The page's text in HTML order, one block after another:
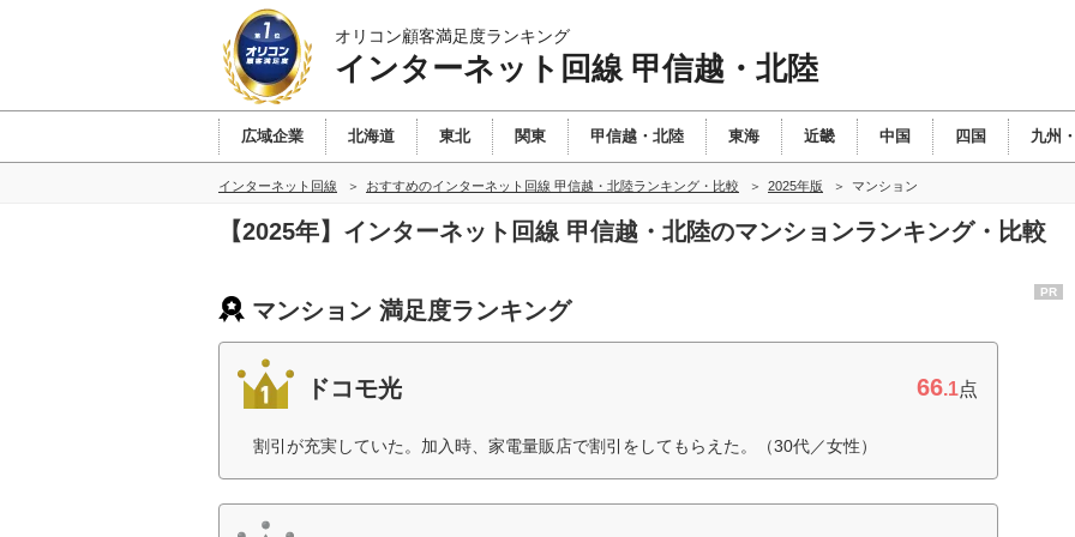
オリコン顧客満足度ランキング
インターネット回線 甲信越・北陸
広域企業 北海道 東北 関東 甲信越・北陸 東海 近畿 中国 四国 九州
インターネット回線 おすすめのインターネット回線 甲信越・北陸ランキング・比較 2025年版 マンション
【2025年】インターネット回線 甲信越・北陸のマンションランキング・比較
マンション 満足度ランキング
ドコモ光 66.1点
割引が充実していた。加入時、家電量販店で割引をしてもらえた。（30代／女性）
PR